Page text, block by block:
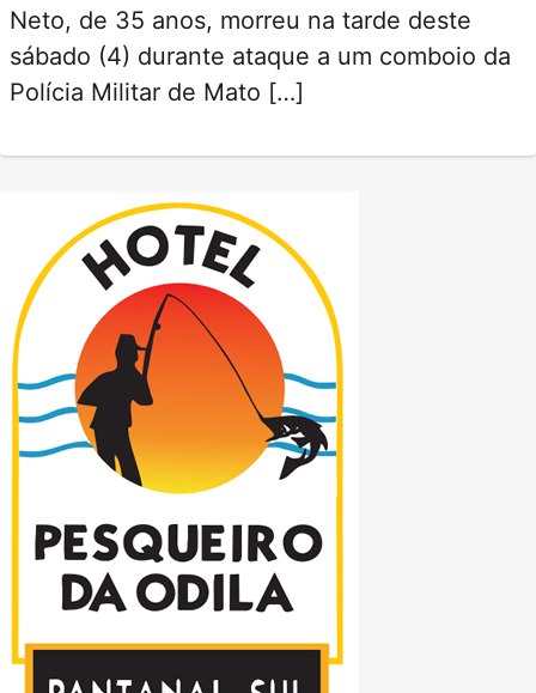
Neto, de 35 anos, morreu na tarde deste
sábado (4) durante ataque a um comboio da
Polícia Militar de Mato […]